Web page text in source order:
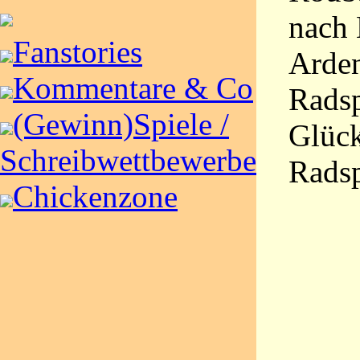
Fanstories
Kommentare & Co
(Gewinn)Spiele /
Schreibwettbewerbe
Chickenzone